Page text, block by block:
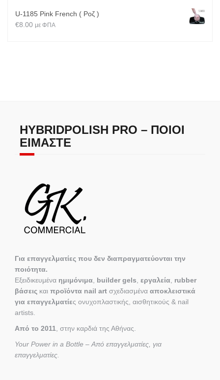
U-1185 Pink French ( Ροζ )
€8.00 με ΦΠΑ
HYBRIDPOLISH PRO – ΠΟΙΟΙ
ΕΊΜΑΣΤΕ
Για επαγγελματίες που δεν διαπραγματεύονται την
ποιότητα.
Εξειδικευμένα ημιμόνιμα, builder gels, εργαλεία, rubber
βάσεις και προϊόντα nail art σχεδιασμένα αποκλειστικά
για επαγγελματίες ονυχοπλαστικής, αισθητικούς & nail
artists.
Από το 2011, στην καρδιά της Αθήνας.
Your Power in a Bottle – Από επαγγελματίες, για
επαγγελματίες.